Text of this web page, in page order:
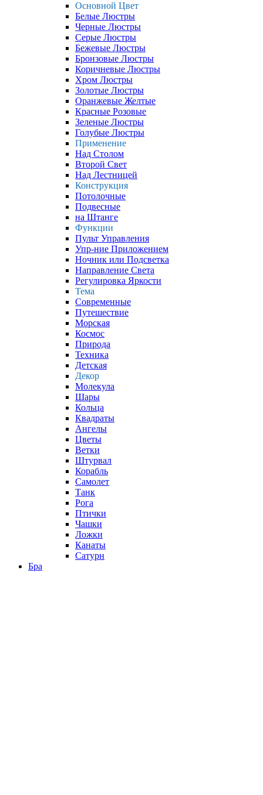
Основной Цвет
Белые Люстры
Черные Люстры
Серые Люстры
Бежевые Люстры
Бронзовые Люстры
Коричневые Люстры
Хром Люстры
Золотые Люстры
Оранжевые Желтые
Красные Розовые
Зеленые Люстры
Голубые Люстры
Применение
Над Столом
Второй Свет
Над Лестницей
Конструкция
Потолочные
Подвесные
на Штанге
Функции
Пульт Управления
Упр-ние Приложением
Ночник или Подсветка
Направление Света
Регулировка Яркости
Тема
Современные
Путешествие
Морская
Космос
Природа
Техника
Детская
Декор
Молекула
Шары
Кольца
Квадраты
Ангелы
Цветы
Ветки
Штурвал
Корабль
Самолет
Танк
Рога
Птички
Чашки
Ложки
Канаты
Сатурн
Бра